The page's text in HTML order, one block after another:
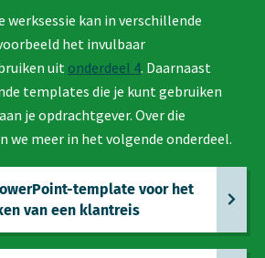
werksessie kan in verschillende
het invulbaar
uit onderdeel 4. Daarnaast
templates die je kunt gebruiken
je opdrachtgever. Over die
we meer in het volgende onderdeel.
template voor het
van een klantreis